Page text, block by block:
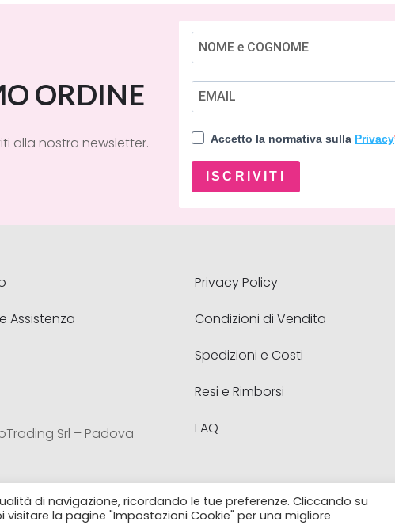
ORDINE
alla nostra newsletter. Accetto la normativa sulla Privacy
ISCRIVITI
Assistenza
Srl – Padova
Privacy Policy
Condizioni di Vendita
Spedizioni e Costi
Resi e Rimborsi
FAQ
S.r.l. – Via A. Volta, 21 – Limena (PD) – Italy – CF e P.Iva
di navigazione, ricordando le tue preferenze. Cliccando su
visitare la pagine "Impostazioni Cookie" per una migliore